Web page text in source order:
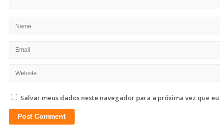
Salvar meus dados neste navegador para a próxima vez que